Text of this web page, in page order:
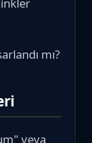
mı?
veya